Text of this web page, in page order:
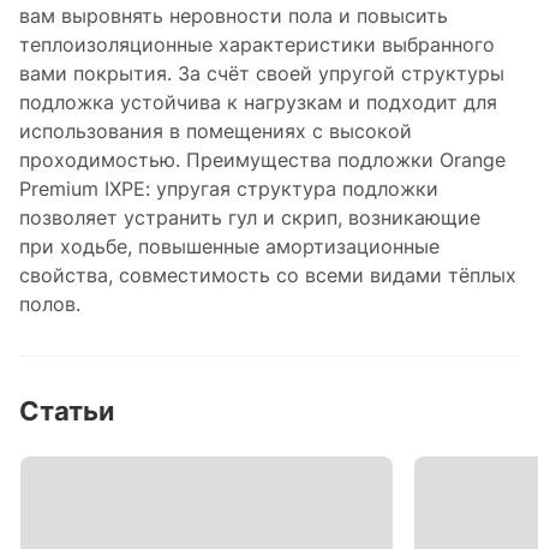
вам выровнять неровности пола и повысить
теплоизоляционные характеристики выбранного
вами покрытия. За счёт своей упругой структуры
подложка устойчива к нагрузкам и подходит для
использования в помещениях с высокой
проходимостью. Преимущества подложки Orange
Premium IXPE: упругая структура подложки
позволяет устранить гул и скрип, возникающие
при ходьбе, повышенные амортизационные
свойства, совместимость со всеми видами тёплых
полов.
Статьи